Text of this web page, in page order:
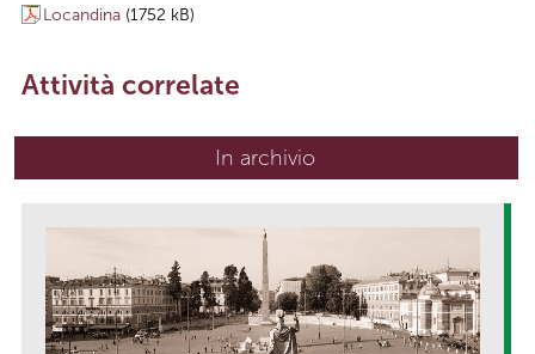
Locandina (1752 kB)
Attività correlate
In archivio